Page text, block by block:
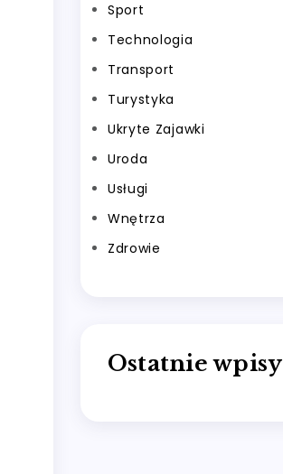
Sport
Technologia
Transport
Turystyka
Ukryte Zajawki
Uroda
Usługi
Wnętrza
Zdrowie
Ostatnie wpisy